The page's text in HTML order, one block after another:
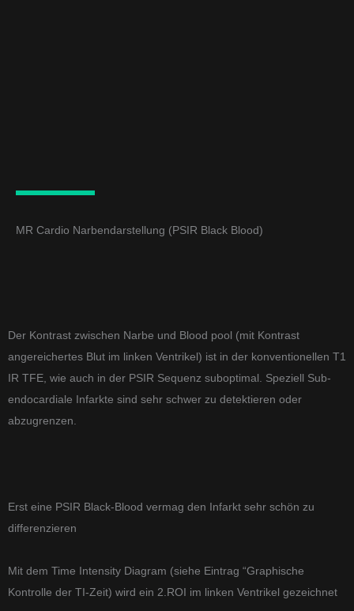
MR Cardio Narbendarstellung (PSIR Black Blood)
Der Kontrast zwischen Narbe und Blood pool (mit Kontrast
angereichertes Blut im linken Ventrikel) ist in der konventionellen T1
IR TFE, wie auch in der PSIR Sequenz suboptimal. Speziell Sub-
endocardiale Infarkte sind sehr schwer zu detektieren oder
abzugrenzen.
Erst eine PSIR Black-Blood vermag den Infarkt sehr schön zu
differenzieren
Mit dem Time Intensity Diagram (siehe Eintrag “Graphische
Kontrolle der TI-Zeit) wird ein 2.ROI im linken Ventrikel gezeichnet